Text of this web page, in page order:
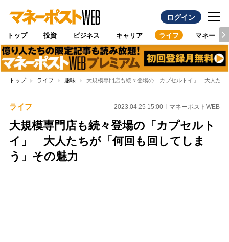
ログイン
トップ 投資 ビジネス キャリア ライフ マネー
トップ ライフ 趣味 大規模専門店も続々登場の「カプセルトイ」 大人たち
ライフ 2023.04.25 15:00 マネーポストWEB
大規模専門店も続々登場の「カプセルト
イ」 大人たちが「何回も回してしま
う」その魅力